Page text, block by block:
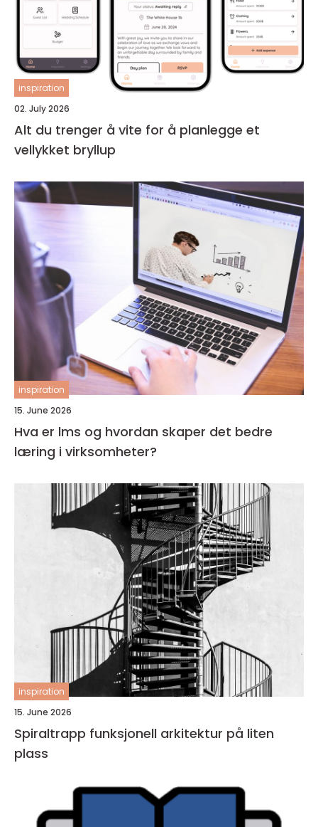
inspiration
02. July 2026
Alt du trenger å vite for å planlegge et
vellykket bryllup
inspiration
15. June 2026
Hva er lms og hvordan skaper det bedre
læring i virksomheter?
inspiration
15. June 2026
Spiraltrapp funksjonell arkitektur på liten
plass